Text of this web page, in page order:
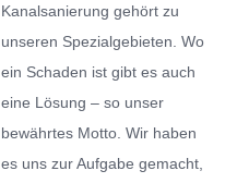
Kanalsanierung gehört zu
unseren Spezialgebieten. Wo
ein Schaden ist gibt es auch
eine Lösung – so unser
bewährtes Motto. Wir haben
es uns zur Aufgabe gemacht,